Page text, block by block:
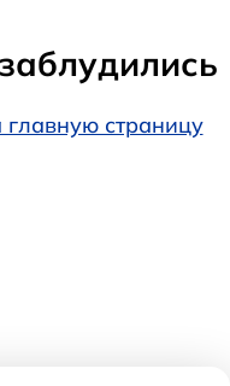
главную страницу